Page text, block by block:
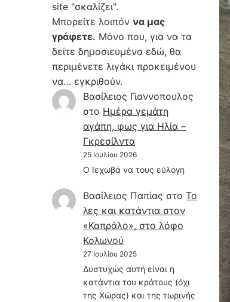
site "σκαλίζει".
Μπορείτε λοιπόν να μας
γράφετε. Μόνο που, για να τα
δείτε δημοσιευμένα εδώ, θα
περιμένετε λιγάκι προκειμένου
να… εγκριθούν.
Βασίλειος Γιαννοπουλος
στο Hμέρα γεμάτη
αγάπη, φως για Ηλία –
Γκρεσίλντα
25 Ιουλίου 2026
Ο Ιεχωβά να τους εύλογη
Βασίλειος Παπίας στο Το
λες και κατάντια στον
«Καπράλο», στο λόφο
Κολωνού
27 Ιουλίου 2025
Δυστυχώς αυτή είναι η
κατάντια του κράτους (όχι
της Χώρας) και της τωρινής